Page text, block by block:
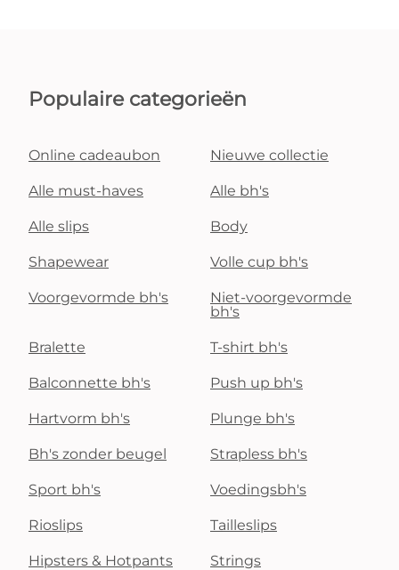
Populaire categorieën
Online cadeaubon Nieuwe collectie
Alle must-haves Alle bh's
Alle slips Body
Shapewear Volle cup bh's
Voorgevormde bh's
Niet-voorgevormde
bh's
Bralette T-shirt bh's
Balconnette bh's Push up bh's
Hartvorm bh's Plunge bh's
Bh's zonder beugel Strapless bh's
Sport bh's Voedingsbh's
Rioslips Tailleslips
Hipsters & Hotpants Strings